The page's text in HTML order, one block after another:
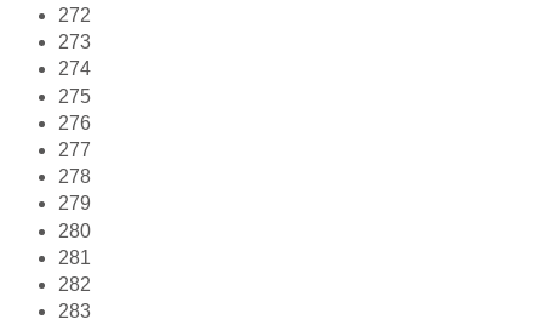
272
273
274
275
276
277
278
279
280
281
282
283